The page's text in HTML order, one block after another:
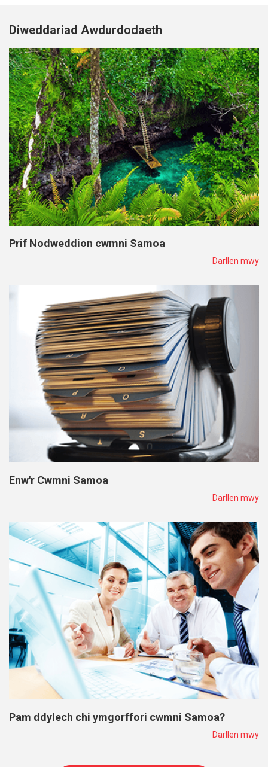
Diweddariad Awdurdodaeth
Prif Nodweddion cwmni Samoa
Darllen mwy
Enw'r Cwmni Samoa
Darllen mwy
Pam ddylech chi ymgorffori cwmni Samoa?
Darllen mwy